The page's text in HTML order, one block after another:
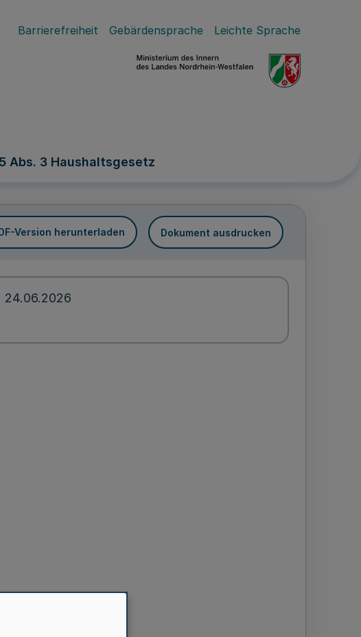
Barrierefreiheit Gebärdensprache Leichte Sprache
Abs. 3 Haushaltsgesetz
Version herunterladen Dokument ausdrucken
24.06.2026